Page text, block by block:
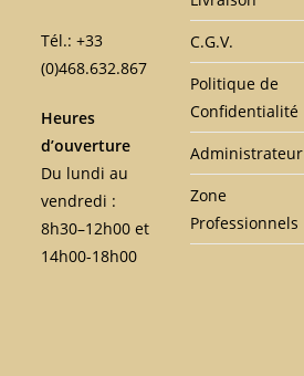
Tél.: +33
(0)468.632.867
Heures
d’ouverture
Du lundi au
vendredi :
8h30–12h00 et
14h00-18h00
C.G.V.
Politique de
Confidentialité
Administrateur
Zone
Professionnels